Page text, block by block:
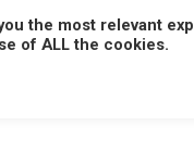
A
the most relevant
of ALL the cookies.